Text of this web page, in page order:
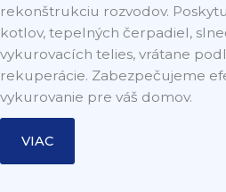
rekonštrukciu rozvodov.
kotlov, tepelných čerpadiel,
vykurovacích telies, vrátane
rekuperácie. Zabezpečujeme
vykurovanie pre váš domov.
VIAC